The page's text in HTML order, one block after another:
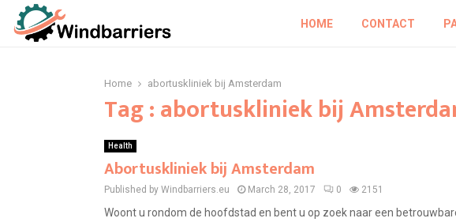
HOME CONTACT
Home abortuskliniek bij Amsterdam
Tag : abortuskliniek bij
Health
Abortuskliniek bij Amsterdam
Published by Windbarriers.eu March 28, 2017 0 2151
Woont u rondom de hoofdstad en bent u op zoek naar een